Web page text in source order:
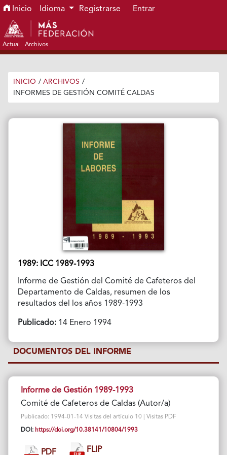
Ir al menú de navegación principal
Ir al contenido principal
Ir al pie de página del sitio
Inicio Idioma Registrarse Entrar
Actual Archivos
INICIO / ARCHIVOS /
INFORMES DE GESTIÓN COMITÉ CALDAS
1989: ICC 1989-1993
Informe de Gestión del Comité de Cafeteros del
Departamento de Caldas, resumen de los
resultados del los años 1989-1993
Publicado:14 Enero 1994
DOCUMENTOS DEL INFORME
Informe de Gestión 1989-1993
Comité de Cafeteros de Caldas (Autor/a)
Publicado: 1994-01-14 Visitas del artículo 10 | Visitas PDF
DOI: https://doi.org/10.38141/10804/1993
PDF FLIP